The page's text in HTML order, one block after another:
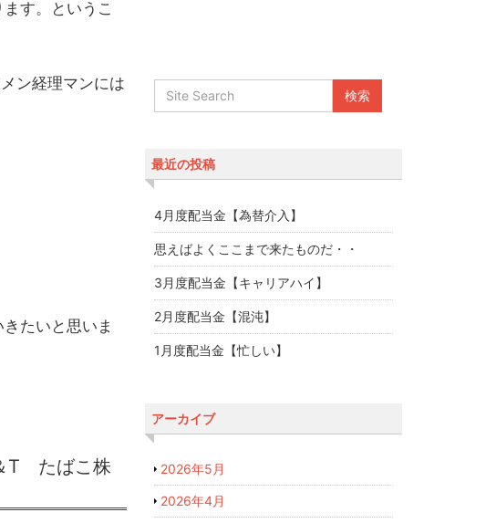
す。というこ
ン経理マンには
たいと思いま
T たばこ株
最近の投稿
4月度配当金【為替介入】
思えばよくここまで来たものだ・・
3月度配当金【キャリアハイ】
2月度配当金【混沌】
1月度配当金【忙しい】
アーカイブ
2026年5月
2026年4月